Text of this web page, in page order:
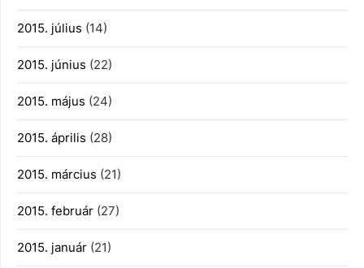
2015. július (14)
2015. június (22)
2015. május (24)
2015. április (28)
2015. március (21)
2015. február (27)
2015. január (21)